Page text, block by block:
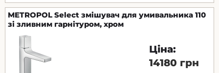
METROPOL Select змішувач для умивальника 110
зі зливним гарнітуром, хром
Ціна:
14180 грн